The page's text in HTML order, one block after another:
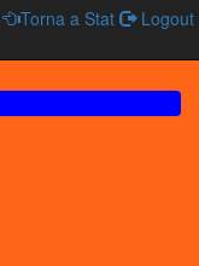
Torna a Stat Logout